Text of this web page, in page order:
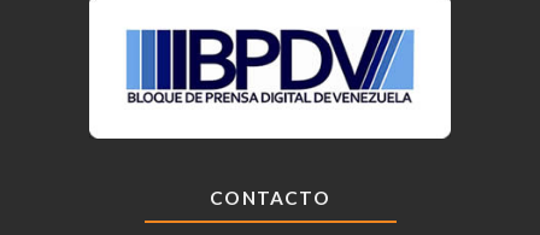
CONTACTO